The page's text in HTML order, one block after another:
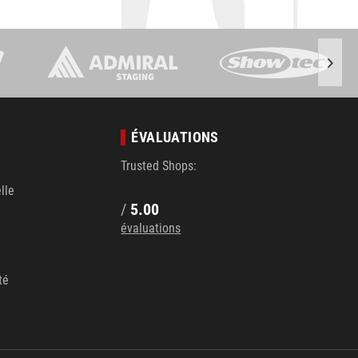
ÉVALUATIONS
Trusted Shops:
/ 5.00
évaluations